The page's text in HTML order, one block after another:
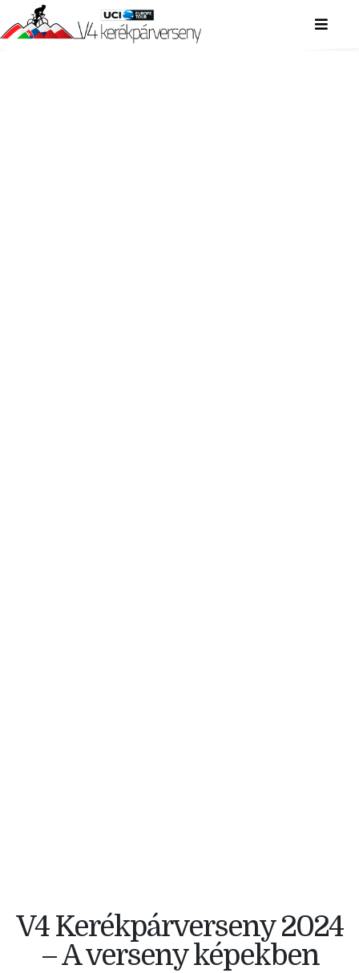
V4 Kerékpárverseny 2024
– A verseny képekben